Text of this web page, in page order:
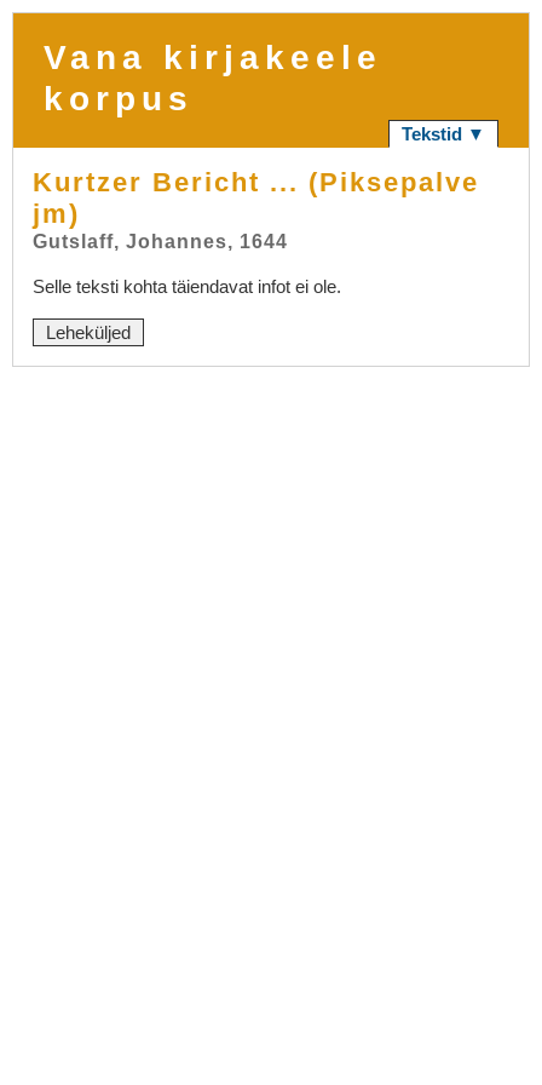
Vana kirjakeele
korpus
Tekstid ▼
Kurtzer Bericht ... (Piksepalve
jm)
Gutslaff, Johannes, 1644
Selle teksti kohta täiendavat infot ei ole.
Leheküljed